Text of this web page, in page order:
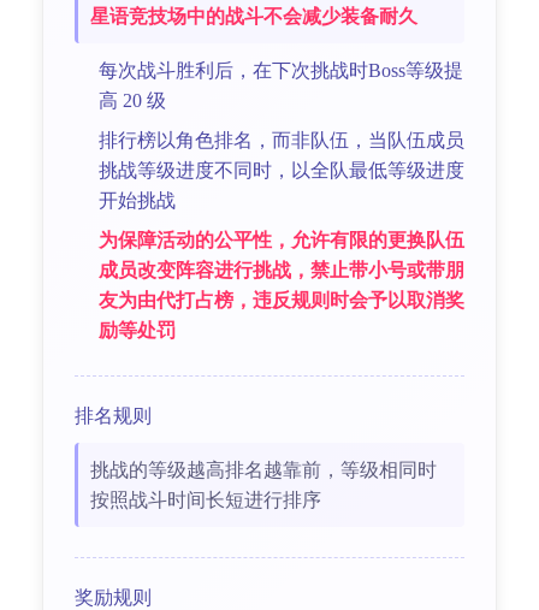
星语竞技场中的战斗不会减少装备耐久
每次战斗胜利后，在下次挑战时Boss等级提
高 20 级
排行榜以角色排名，而非队伍，当队伍成员
挑战等级进度不同时，以全队最低等级进度
开始挑战
为保障活动的公平性，允许有限的更换队伍
成员改变阵容进行挑战，禁止带小号或带朋
友为由代打占榜，违反规则时会予以取消奖
励等处罚
排名规则
挑战的等级越高排名越靠前，等级相同时
按照战斗时间长短进行排序
奖励规则